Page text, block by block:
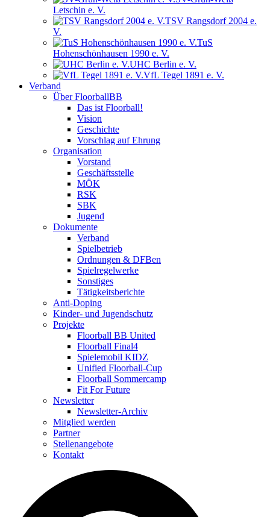
Letschin e. V.
TSV Rangsdorf 2004 e.
V.
TuS
Hohenschönhausen 1990 e. V.
UHC Berlin e. V.
VfL Tegel 1891 e. V.
Verband
Über FloorballBB
Das ist Floorball!
Vision
Geschichte
Vorschlag auf Ehrung
Organisation
Vorstand
Geschäftsstelle
MÖK
RSK
SBK
Jugend
Dokumente
Verband
Spielbetrieb
Ordnungen & DFBen
Spielregelwerke
Sonstiges
Tätigkeitsberichte
Anti-Doping
Kinder- und Jugendschutz
Projekte
Floorball BB United
Floorball Final4
Spielemobil KIDZ
Unified Floorball-Cup
Floorball Sommercamp
Fit For Future
Newsletter
Newsletter-Archiv
Mitglied werden
Partner
Stellenangebote
Kontakt